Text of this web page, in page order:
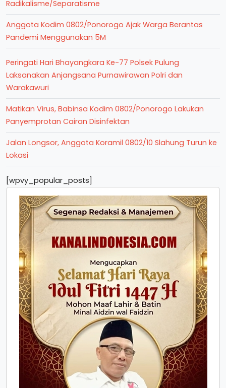
Radikalisme/Separatisme
Anggota Kodim 0802/Ponorogo Ajak Warga Berantas
Pandemi Menggunakan 5M
Peringati Hari Bhayangkara Ke-77 Polsek Pulung
Laksanakan Anjangsana Purnawirawan Polri dan
Warakawuri
Matikan Virus, Babinsa Kodim 0802/Ponorogo Lakukan
Panyemprotan Cairan Disinfektan
Jalan Longsor, Anggota Koramil 0802/10 Slahung Turun ke
Lokasi
[wpvy_popular_posts]